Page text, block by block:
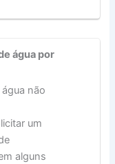
água por
não
um
alguns